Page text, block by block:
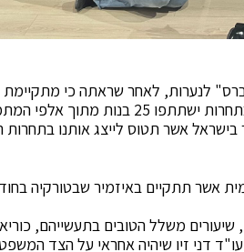
לנערות, לאחר שראתה כי
מיס יוניברס לאימהות והופתעה שישראל לא נוטלת חלק. בתחרות ישתתפו 25
האמא היפה ביותר בישראל אשר תטוס לייצג אותנו
אשר תתקיים באיזמיר שבטורקיה
שיעורים משלל הטובים בתעשייהם,
דני זיו שיהיה אחראי על הצד